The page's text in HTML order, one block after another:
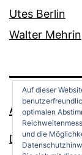
Utes Berlin
Walter
Datenschutz
Auf dieser
optimalen
und die